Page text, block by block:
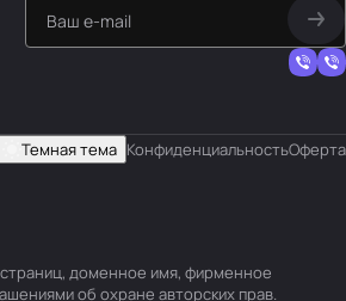
Темная тема КонфиденциальностьОферта
доменное имя, фирменное
об охране авторских прав.